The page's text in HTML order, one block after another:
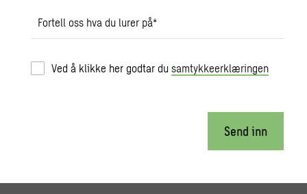
Fortell oss hva du lurer på*
Ved å klikke her godtar dusamtykkeerklæringen
Send inn